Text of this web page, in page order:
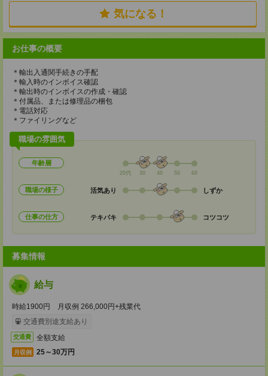
気になる！
お仕事の概要
＊輸出入通関手続きの手配
＊輸入時のインボイス確認
＊輸出時のインボイスの作成・確認
＊付属品、または修理品の梱包
＊電話対応
＊ファイリングなど
職場の雰囲気
年齢層
20代 30 40 50 60
職場の様子 活気あり しずか
仕事の仕方 テキパキ コツコツ
募集情報
給与
時給1900円 月収例 266,000円+残業代
交通費別途支給あり
交通費 全額支給
月収例 25～30万円